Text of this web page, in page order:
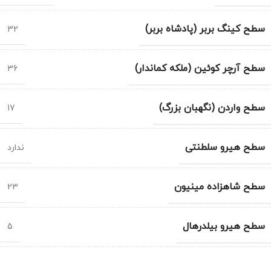
سطح کینگ بربر (پادشاه بربر) 32
سطح آرچر کوئین (ملکه کماندار) 36
سطح واردن (نگهبان بزرگ) 17
سطح هیرو سلطنتی ندارد
سطح شاهزاده مینیون 23
سطح هیرو بیلدرهال 5